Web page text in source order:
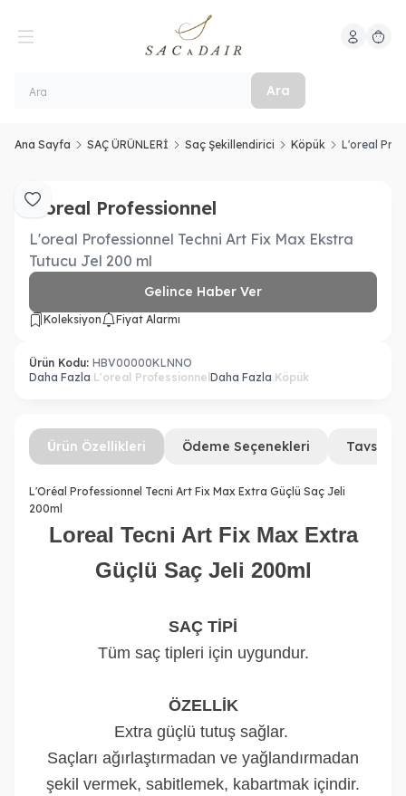
Ara
Hesabım
Ana Sayfa SAÇ ÜRÜNLERİ Saç Şekillendirici Köpük L'oreal
Favoriye Ekle
L'oreal Professionnel
L'oreal Professionnel Techni Art Fix Max Ekstra
Tutucu Jel 200 ml
Gelince Haber Ver
Koleksiyon Fiyat Alarmı
Ürün Kodu: HBV00000KLNNO
Daha Fazla L'oreal Professionnel Daha Fazla Köpük
Ürün Özellikleri Ödeme Seçenekleri Tavsiye
L'Oréal Professionnel Tecni Art Fix Max Extra Güçlü Saç Jeli
200ml
Loreal Tecni Art Fix Max Extra
Güçlü Saç Jeli 200ml
SAÇ TİPİ
Tüm saç tipleri için uygundur.
ÖZELLİK
Extra güçlü tutuş sağlar.
Saçları ağırlaştırmadan ve yağlandırmadan
şekil vermek, sabitlemek, kabartmak içindir.